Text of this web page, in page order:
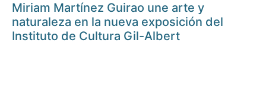
Miriam Martínez Guirao une arte y
naturaleza en la nueva exposición del
Instituto de Cultura Gil-Albert